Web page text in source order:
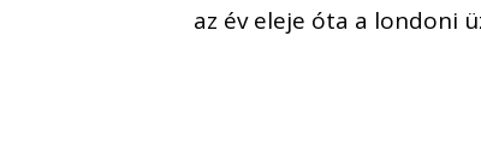
az év eleje óta a londoni